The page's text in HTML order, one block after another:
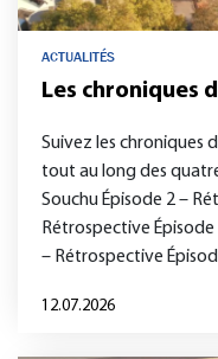
ACTUALITÉS
Les chroniques
Suivez les chroniques
tout au long des
Souchu Épisode 2 –
Rétrospective
– Rétrospective
12.07.2026